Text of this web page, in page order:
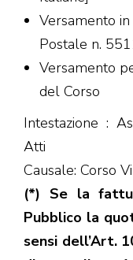
Versamento
Postale n.
Versamento
del Corso
Intestazione :
Atti
Causale: Corso
(*) Se la
Pubblico la
sensi dell’Art.